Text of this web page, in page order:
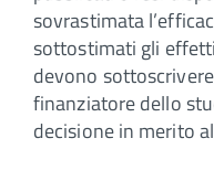
sovrastimata
sottostimati gli
devono
finanziatore dello
decisione in merito